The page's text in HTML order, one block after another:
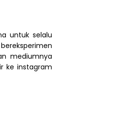
untuk selalu
mediumnya
ke instagram